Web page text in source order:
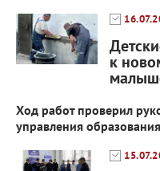
к
Ход работ проверил
управления